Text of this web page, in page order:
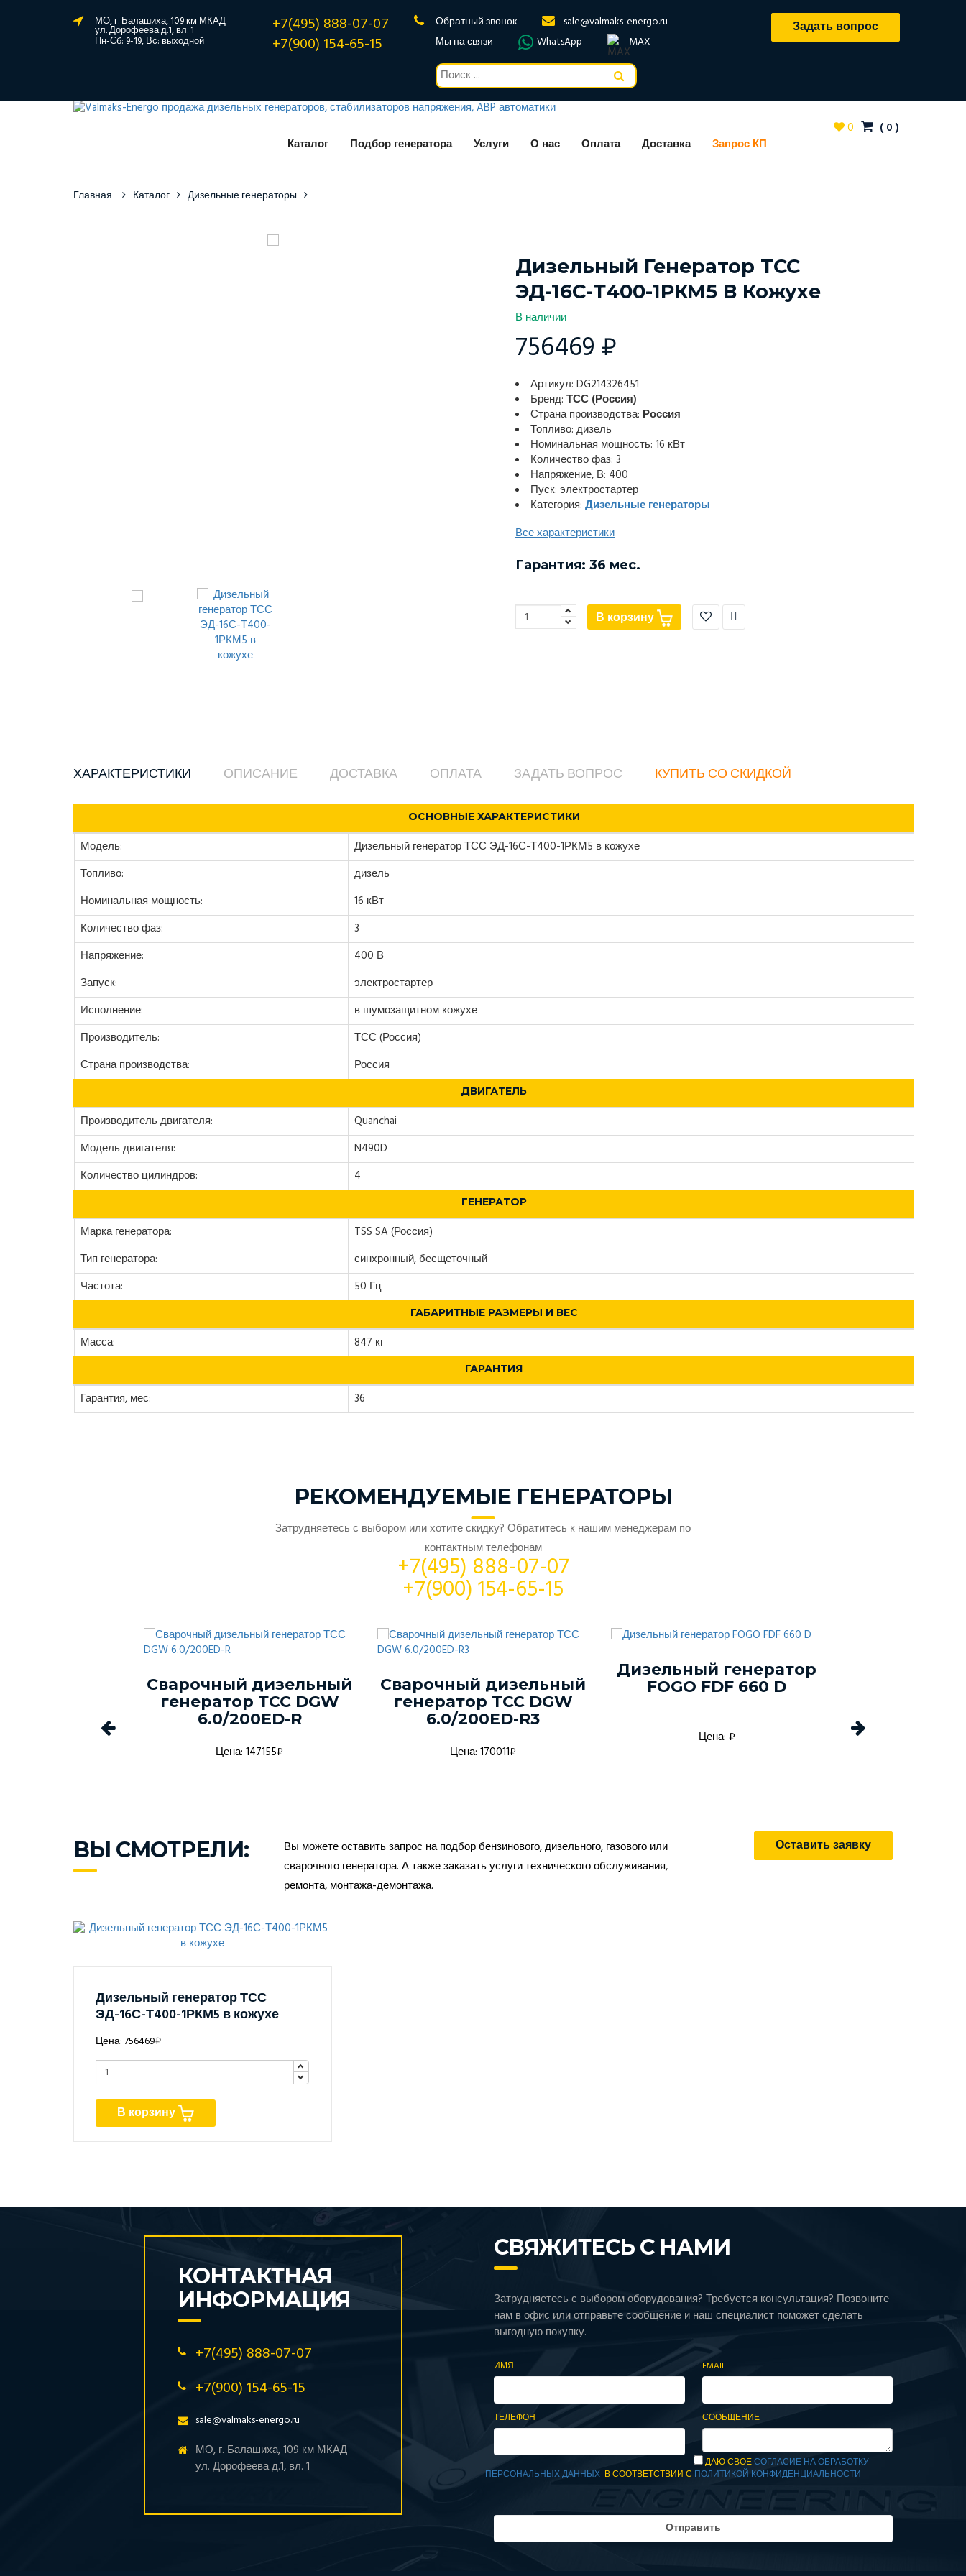
МО, г. Балашиха, 109 км МКАД
ул. Дорофеева д.1, вл. 1
Пн-Сб: 9-19, Вс: выходной
+7(495) 888-07-07
+7(900) 154-65-15
Обратный звонок
sale@valmaks-energo.ru
Мы на связи
WhatsApp MAX
Задать вопрос
Каталог Подбор генератора Услуги О нас Оплата Доставка Запрос КП
0 ( 0)
Главная Каталог Дизельные генераторы
Дизельный Генератор ТСС
ЭД-16С-Т400-1РКМ5 В Кожухе
В наличии
756469 ₽
Артикул: DG214326451
Бренд: ТСС (Россия)
Страна производства: Россия
Топливо: дизель
Номинальная мощность: 16 кВт
Количество фаз: 3
Напряжение, В: 400
Пуск: электростартер
Категория: Дизельные генераторы
Все характеристики
Гарантия: 36 мес.
В корзину
ХАРАКТЕРИСТИКИ ОПИСАНИЕ ДОСТАВКА ОПЛАТА ЗАДАТЬ ВОПРОС КУПИТЬ СО СКИДКОЙ
ОСНОВНЫЕ ХАРАКТЕРИСТИКИ
Модель:
Дизельный генератор ТСС ЭД-16С-Т400-1РКМ5 в кожухе
Топливо:
дизель
Номинальная мощность:
16 кВт
Количество фаз:
3
Напряжение:
400 В
Запуск:
электростартер
Исполнение:
в шумозащитном кожухе
Производитель:
ТСС (Россия)
Страна производства:
Россия
ДВИГАТЕЛЬ
Производитель двигателя:
Quanchai
Модель двигателя:
N490D
Количество цилиндров:
4
ГЕНЕРАТОР
Марка генератора:
TSS SA (Россия)
Тип генератора:
синхронный, бесщеточный
Частота:
50 Гц
ГАБАРИТНЫЕ РАЗМЕРЫ И ВЕС
Масса: 847 кг
ГАРАНТИЯ
Гарантия, мес: 36
РЕКОМЕНДУЕМЫЕ ГЕНЕРАТОРЫ
Затрудняетесь с выбором или хотите скидку? Обратитесь к нашим менеджерам по
контактным телефонам
+7(495) 888-07-07
+7(900) 154-65-15
Сварочный дизельный
генератор ТСС DGW
6.0/200ED-R
Цена: 147155₽
Сварочный дизельный
генератор ТСС DGW
6.0/200ED-R3
Цена: 170011₽
Дизельный генератор
FOGO FDF 660 D
Цена: ₽
ВЫ СМОТРЕЛИ:
Вы можете оставить запрос на подбор бензинового, дизельного, газового или
сварочного генератора. А также заказать услуги технического обслуживания,
ремонта, монтажа-демонтажа.
Оставить заявку
Дизельный генератор ТСС
ЭД-16С-Т400-1РКМ5 в кожухе
Цена: 756469₽
В корзину
КОНТАКТНАЯ
ИНФОРМАЦИЯ
+7(495) 888-07-07
+7(900) 154-65-15
sale@valmaks-energo.ru
МО, г. Балашиха, 109 км МКАД
ул. Дорофеева д.1, вл. 1
СВЯЖИТЕСЬ С НАМИ
Затрудняетесь с выбором оборудования? Требуется консультация? Позвоните
нам в офис или отправьте сообщение и наш специалист поможет сделать
выгодную покупку.
ИМЯ EMAIL
ТЕЛЕФОН СООБЩЕНИЕ
ДАЮ СВОЕСОГЛАСИЕ НА ОБРАБОТКУ
ПЕРСОНАЛЬНЫХ ДАННЫХ В СООТВЕТСТВИИ С ПОЛИТИКОЙ КОНФИДЕНЦИАЛЬНОСТИ